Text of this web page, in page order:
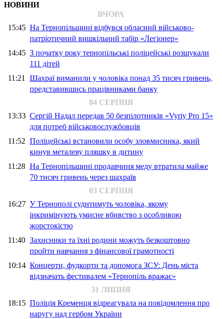
НОВИНИ
ВЧОРА
15:45 На Тернопільщині відбувся обласний військово-
патріотичний вишкільний табір «Легіонер»
14:45 З початку року тернопільські поліцейські розшукали
111 дітей
11:21 Шахраї виманили у чоловіка понад 35 тисяч гривень,
представившись працівниками банку
04 СЕРПНЯ
13:33 Сергій Надал передав 50 безпілотників «Vyriy Pro 15»
для потреб військовослужбовців
11:52 Поліцейські встановили особу зловмисника, який
кинув металеву пляшку в дитину
11:28 На Тернопільщині продавчиня меду втратила майже
70 тисяч гривень через шахраїв
03 СЕРПНЯ
16:27 У Тернополі судитимуть чоловіка, якому
інкримінують умисне вбивство з особливою
жорстокістю
11:40 Захисники та їхні родини можуть безкоштовно
пройти навчання з фінансової грамотності
10:14 Концерти, фудкорти та допомога ЗСУ: День міста
відзначать фестивалем «Тернопіль вражає»
31 ЛИПНЯ
18:15 Поліція Кременця відреагувала на повідомлення про
наругу над гербом України